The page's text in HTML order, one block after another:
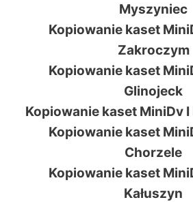
Myszyniec
Kopiowanie kaset
Zakroczym
Kopiowanie kaset
Glinojeck
Kopiowanie kaset MiniDv
Kopiowanie kaset
Chorzele
Kopiowanie kaset
Kałuszyn